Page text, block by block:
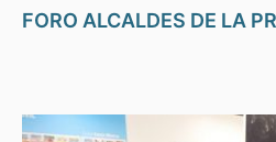
FORO ALCALDES DE LA